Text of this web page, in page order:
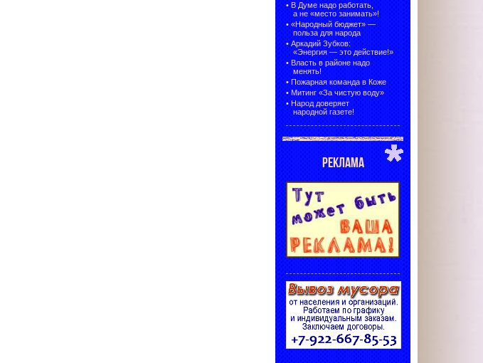
• В Думе надо работать,
а не «место занимать»!
• «Народный бюджет» —
польза для народа
• Аркадий Зубков:
«Энергия — это действие!»
• Власть в районе надо
менять!
• Пожарная команда в Коже
• Митинг «За чистую воду»
• Народ доверяет
народной газете!
РЕКЛАМА